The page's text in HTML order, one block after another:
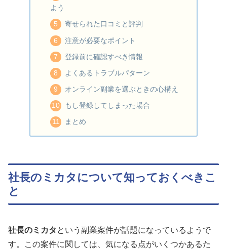
よう
寄せられた口コミと評判
注意が必要なポイント
登録前に確認すべき情報
よくあるトラブルパターン
オンライン副業を選ぶときの心構え
もし登録してしまった場合
まとめ
社長のミカタについて知っておくべきこ
と
社長のミカタ という副業案件が話題になっているようで
す。この案件に関しては、気になる点がいくつかあるた